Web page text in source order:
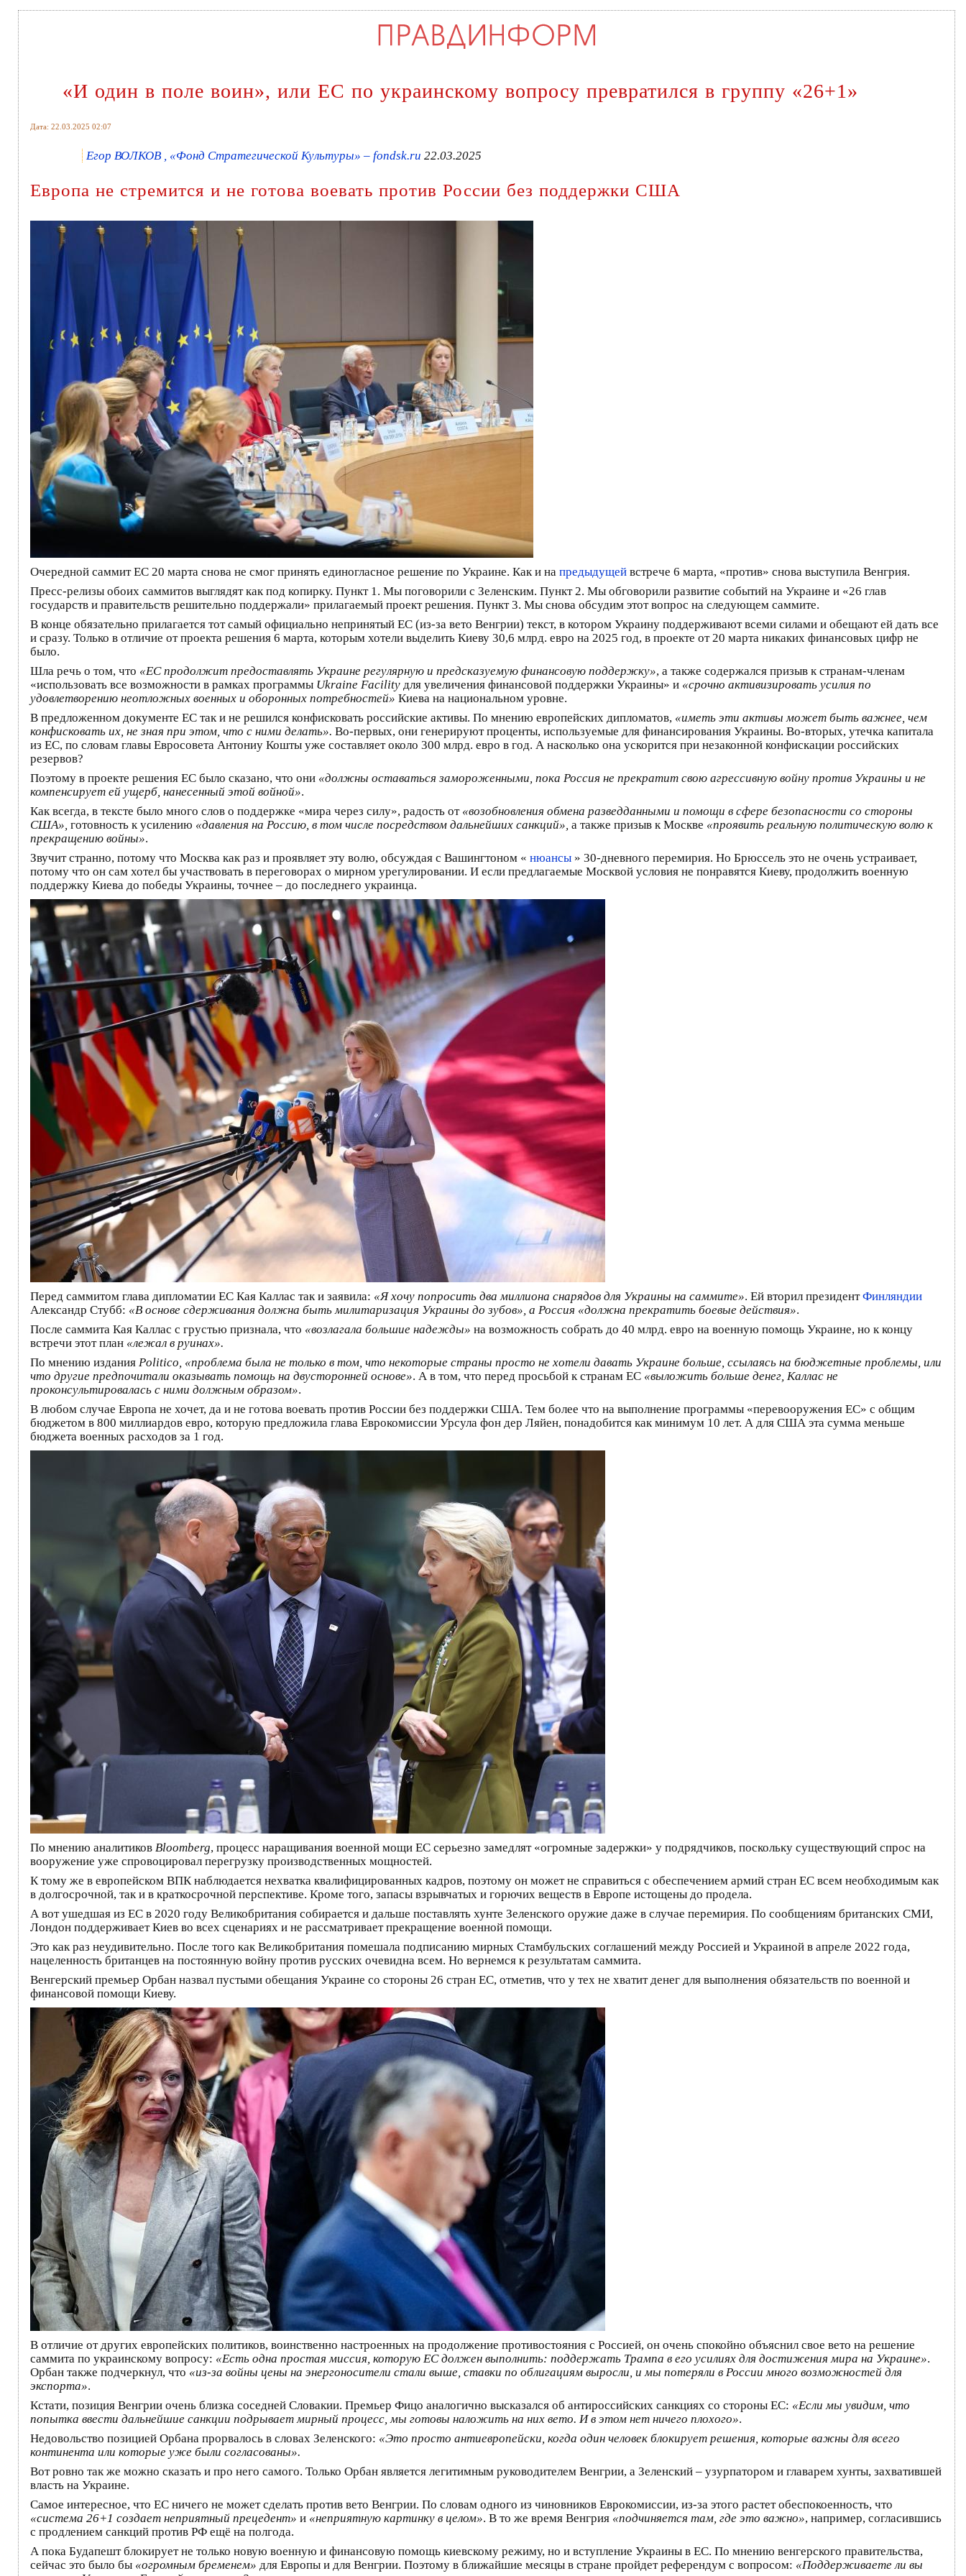
«И один в поле воин», или ЕС по украинскому вопросу превратился в группу «26+1»
Дата: 22.03.2025 02:07
Егор ВОЛКОВ , «Фонд Стратегической Культуры» – fondsk.ru 22.03.2025
Европа не стремится и не готова воевать против России без поддержки США
Очередной саммит ЕС 20 марта снова не смог принять единогласное решение по Украине. Как и на предыдущей встрече 6 марта, «против» снова выступила Венгрия.
Пресс-релизы обоих саммитов выглядят как под копирку. Пункт 1. Мы поговорили с Зеленским. Пункт 2. Мы обговорили развитие событий на Украине и «26 глав
государств и правительств решительно поддержали» прилагаемый проект решения. Пункт 3. Мы снова обсудим этот вопрос на следующем саммите.
В конце обязательно прилагается тот самый официально непринятый ЕС (из-за вето Венгрии) текст, в котором Украину поддерживают всеми силами и обещают ей дать все
и сразу. Только в отличие от проекта решения 6 марта, которым хотели выделить Киеву 30,6 млрд. евро на 2025 год, в проекте от 20 марта никаких финансовых цифр не
было.
Шла речь о том, что «ЕС продолжит предоставлять Украине регулярную и предсказуемую финансовую поддержку», а также содержался призыв к странам-членам
«использовать все возможности в рамках программы Ukraine Facility для увеличения финансовой поддержки Украины» и «срочно активизировать усилия по
удовлетворению неотложных военных и оборонных потребностей» Киева на национальном уровне.
В предложенном документе ЕС так и не решился конфисковать российские активы. По мнению европейских дипломатов, «иметь эти активы может быть важнее, чем
конфисковать их, не зная при этом, что с ними делать». Во-первых, они генерируют проценты, используемые для финансирования Украины. Во-вторых, утечка капитала
из ЕС, по словам главы Евросовета Антониу Кошты уже составляет около 300 млрд. евро в год. А насколько она ускорится при незаконной конфискации российских
резервов?
Поэтому в проекте решения ЕС было сказано, что они «должны оставаться замороженными, пока Россия не прекратит свою агрессивную войну против Украины и не
компенсирует ей ущерб, нанесенный этой войной».
Как всегда, в тексте было много слов о поддержке «мира через силу», радость от «возобновления обмена разведданными и помощи в сфере безопасности со стороны
США», готовность к усилению «давления на Россию, в том числе посредством дальнейших санкций», а также призыв к Москве «проявить реальную политическую волю к
прекращению войны».
Звучит странно, потому что Москва как раз и проявляет эту волю, обсуждая с Вашингтоном « нюансы » 30-дневного перемирия. Но Брюссель это не очень устраивает,
потому что он сам хотел бы участвовать в переговорах о мирном урегулировании. И если предлагаемые Москвой условия не понравятся Киеву, продолжить военную
поддержку Киева до победы Украины, точнее – до последнего украинца.
Перед саммитом глава дипломатии ЕС Кая Каллас так и заявила: «Я хочу попросить два миллиона снарядов для Украины на саммите». Ей вторил президентФинляндии
Александр Стубб: «В основе сдерживания должна быть милитаризация Украины до зубов», а Россия «должна прекратить боевые действия».
После саммита Кая Каллас с грустью признала, что «возлагала большие надежды» на возможность собрать до 40 млрд. евро на военную помощь Украине, но к концу
встречи этот план «лежал в руинах».
По мнению издания Politico, «проблема была не только в том, что некоторые страны просто не хотели давать Украине больше, ссылаясь на бюджетные проблемы, или
что другие предпочитали оказывать помощь на двусторонней основе». А в том, что перед просьбой к странам ЕС «выложить больше денег, Каллас не
проконсультировалась с ними должным образом».
В любом случае Европа не хочет, да и не готова воевать против России без поддержки США. Тем более что на выполнение программы «перевооружения ЕС» с общим
бюджетом в 800 миллиардов евро, которую предложила глава Еврокомиссии Урсула фон дер Ляйен, понадобится как минимум 10 лет. А для США эта сумма меньше
бюджета военных расходов за 1 год.
По мнению аналитиков Bloomberg, процесс наращивания военной мощи ЕС серьезно замедлят «огромные задержки» у подрядчиков, поскольку существующий спрос на
вооружение уже спровоцировал перегрузку производственных мощностей.
К тому же в европейском ВПК наблюдается нехватка квалифицированных кадров, поэтому он может не справиться с обеспечением армий стран ЕС всем необходимым как
в долгосрочной, так и в краткосрочной перспективе. Кроме того, запасы взрывчатых и горючих веществ в Европе истощены до продела.
А вот ушедшая из ЕС в 2020 году Великобритания собирается и дальше поставлять хунте Зеленского оружие даже в случае перемирия. По сообщениям британских СМИ,
Лондон поддерживает Киев во всех сценариях и не рассматривает прекращение военной помощи.
Это как раз неудивительно. После того как Великобритания помешала подписанию мирных Стамбульских соглашений между Россией и Украиной в апреле 2022 года,
нацеленность британцев на постоянную войну против русских очевидна всем. Но вернемся к результатам саммита.
Венгерский премьер Орбан назвал пустыми обещания Украине со стороны 26 стран ЕС, отметив, что у тех не хватит денег для выполнения обязательств по военной и
финансовой помощи Киеву.
В отличие от других европейских политиков, воинственно настроенных на продолжение противостояния с Россией, он очень спокойно объяснил свое вето на решение
саммита по украинскому вопросу: «Есть одна простая миссия, которую ЕС должен выполнить: поддержать Трампа в его усилиях для достижения мира на Украине».
Орбан также подчеркнул, что «из-за войны цены на энергоносители стали выше, ставки по облигациям выросли, и мы потеряли в России много возможностей для
экспорта».
Кстати, позиция Венгрии очень близка соседней Словакии. Премьер Фицо аналогично высказался об антироссийских санкциях со стороны ЕС: «Если мы увидим, что
попытка ввести дальнейшие санкции подрывает мирный процесс, мы готовы наложить на них вето. И в этом нет ничего плохого».
Недовольство позицией Орбана прорвалось в словах Зеленского: «Это просто антиевропейски, когда один человек блокирует решения, которые важны для всего
континента или которые уже были согласованы».
Вот ровно так же можно сказать и про него самого. Только Орбан является легитимным руководителем Венгрии, а Зеленский – узурпатором и главарем хунты, захватившей
власть на Украине.
Самое интересное, что ЕС ничего не может сделать против вето Венгрии. По словам одного из чиновников Еврокомиссии, из-за этого растет обеспокоенность, что
«система 26+1 создает неприятный прецедент» и «неприятную картинку в целом». В то же время Венгрия «подчиняется там, где это важно», например, согласившись
с продлением санкций против РФ ещё на полгода.
А пока Будапешт блокирует не только новую военную и финансовую помощь киевскому режиму, но и вступление Украины в ЕС. По мнению венгерского правительства,
сейчас это было бы «огромным бременем» для Европы и для Венгрии. Поэтому в ближайшие месяцы в стране пройдет референдум с вопросом: «Поддерживаете ли вы